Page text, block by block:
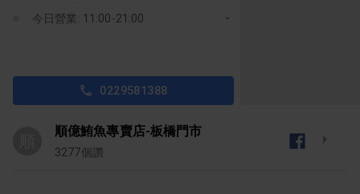
今日營業: 11:00-21:00
0229581388
順億鮪魚專賣店-板橋門市
3277個讚